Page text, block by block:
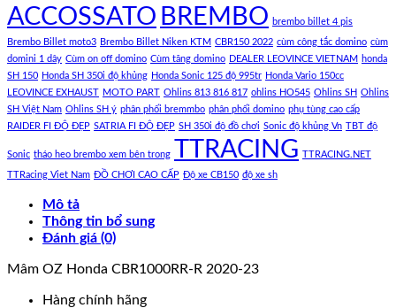
ACCOSSATO BREMBO brembo billet 4 pis
Brembo Billet moto3 Brembo Billet Niken KTM CBR150 2022 cùm công tắc domino cùm
domini 1 dây Cùm on off domino Cùm tăng domino DEALER LEOVINCE VIETNAM honda
SH 150 Honda SH 350i độ khủng Honda Sonic 125 độ 995tr Honda Vario 150cc
LEOVINCE EXHAUST MOTO PART Ohlins 813 816 817 ohlins HO545 Ohlins SH Ohlins
SH Việt Nam Ohlins SH ý phân phối bremmbo phân phối domino phụ tùng cao cấp
RAIDER FI ĐỘ ĐẸP SATRIA FI ĐỘ ĐẸP SH 350i độ đồ chơi Sonic độ khủng Vn TBT độ
Sonic tháo heo brembo xem bên trong TTRACING TTRACING.NET
TTRacing Viet Nam ĐỒ CHƠI CAO CẤP Độ xe CB150 độ xe sh
Mô tả
Thông tin bổ sung
Đánh giá (0)
Mâm OZ Honda CBR1000RR-R 2020-23
Hàng chính hãng